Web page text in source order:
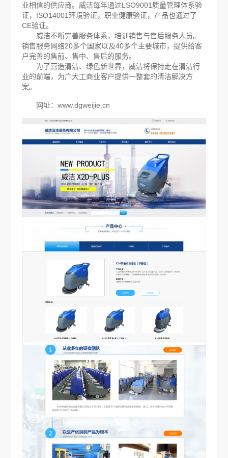
业相信的供应商。威洁每年通过LSO9001质量管理体系验
证，ISO14001环境验证，职业健康验证，产品也通过了
CE验证。
威洁不断完善服务体系，培训销售与售后服务人员。
销售服务网络20多个国家以及40多个主要城市，提供给客
户完善的售前、售中、售后的服务。
为了营造清洁、绿色新世界，威洁将保持走在清洁行
业的前端，为广大工商业客户提供一整套的清洁解决方
案。
网址： www.dgweijie.cn